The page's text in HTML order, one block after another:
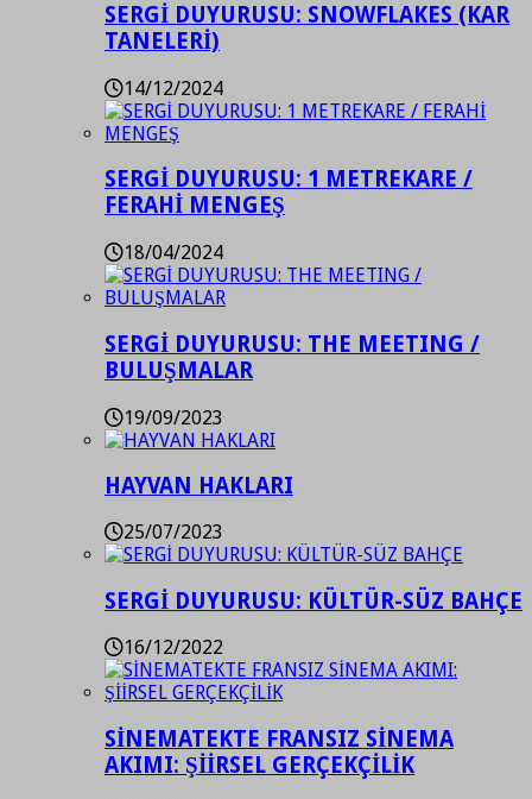
SERGİ DUYURUSU: SNOWFLAKES (KAR
TANELERİ)
14/12/2024
SERGİ DUYURUSU: 1 METREKARE /
FERAHİ MENGEŞ
18/04/2024
SERGİ DUYURUSU: THE MEETING /
BULUŞMALAR
19/09/2023
HAYVAN HAKLARI
25/07/2023
SERGİ DUYURUSU: KÜLTÜR-SÜZ BAHÇE
16/12/2022
SİNEMATEKTE FRANSIZ SİNEMA
AKIMI: ŞİİRSEL GERÇEKÇİLİK